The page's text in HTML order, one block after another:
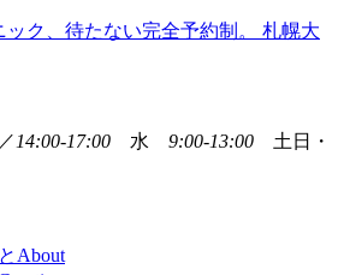
／ 14:00-17:00 水 9:00-13:00 土日・
About